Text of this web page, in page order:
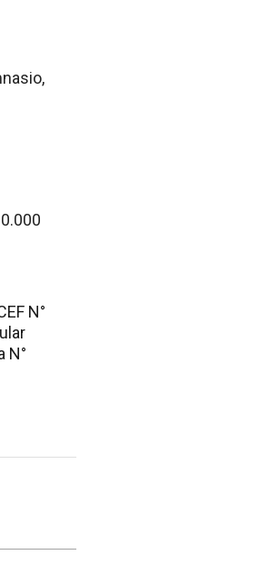
N°
N°